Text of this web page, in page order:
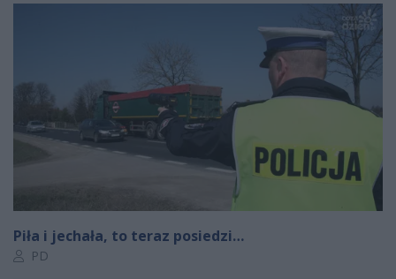
Piła i jechała, to teraz posiedzi…
Autor artykułu:
PD